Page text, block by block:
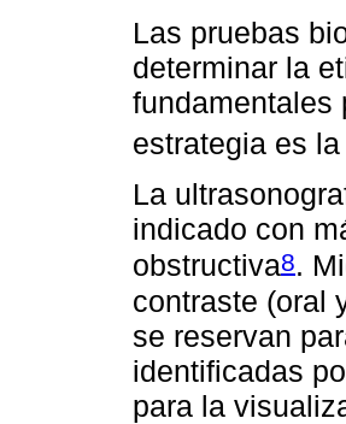
Las pruebas
determinar la
fundamentales
estrategia es
La
indicado con
obstructiva8.
contraste (oral
se reservan
identificadas
para la